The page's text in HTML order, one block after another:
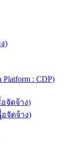
: CDP)
)
จัดจ้าง)
จัดจ้าง)